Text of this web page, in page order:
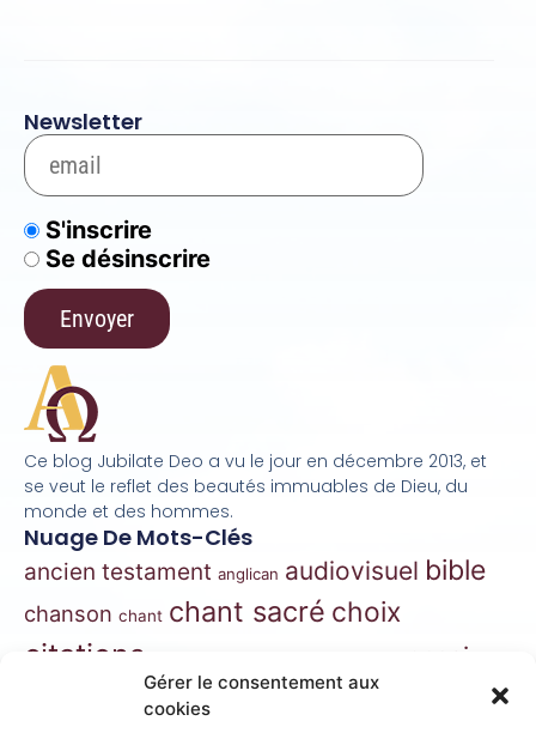
Gérer le consentement aux
cookies
Ce blog Jubilate Deo a vu le jour en décembre 2013, et
se veut le reflet des beautés immuables de Dieu, du
monde et des hommes.
Nuage De Mots-Clés
ancien testament anglican audiovisuel bible
chanson chant chant sacré choix
citations essai
gospel grégorien
Newsletter
S'inscrire
Se désinscrire